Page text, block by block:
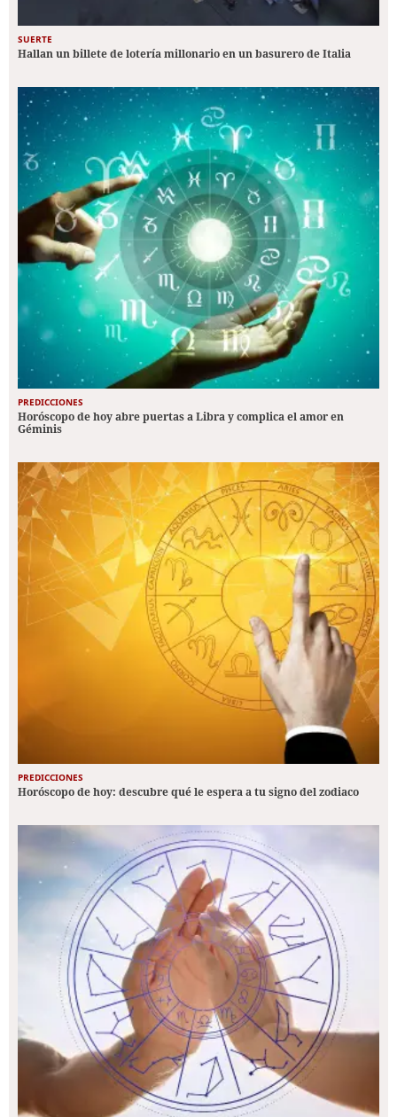
SUERTE
Hallan un billete de lotería millonario en un basurero de Italia
PREDICCIONES
Horóscopo de hoy abre puertas a Libra y complica el amor en
Géminis
PREDICCIONES
Horóscopo de hoy: descubre qué le espera a tu signo del zodiaco